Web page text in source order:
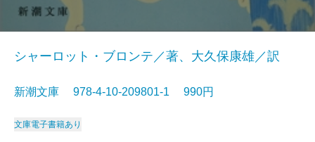
シャーロット・ブロンテ／著、大久保康雄／訳
新潮文庫 978-4-10-209801-1 990円
文庫電子書籍あり